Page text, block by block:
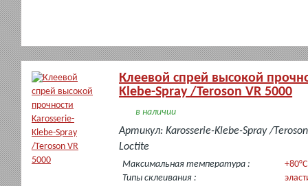
Клеевой спрей высокой
Klebe-Spray /Teroson VR 5000
в наличии
Артикул: Karosserie-Klebe-Spray /
Loctite
Максимальная температура :
+80°C
Типы склеивания :